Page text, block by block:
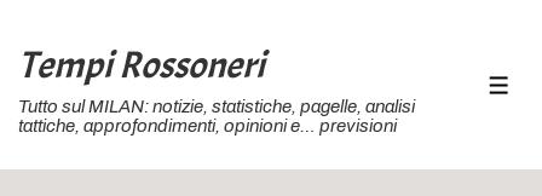
Vai
contenuto
Tempi Rossoneri
Tutto sul MILAN: notizie, statistiche, pagelle, analisi
tattiche, approfondimenti, opinioni e… previsioni